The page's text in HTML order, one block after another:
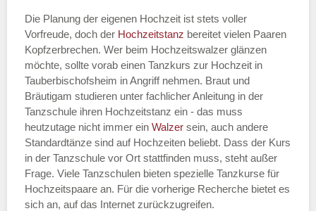
—
ÖFFNUNGSZEITEN HINZUFÜGEN
Dienstag
—
ÖFFNUNGSZEITEN HINZUFÜGEN
Die Planung der eigenen Hochzeit ist stets voller
Vorfreude, doch der Hochzeitstanz bereitet vielen Paaren
Kopfzerbrechen. Wer beim Hochzeitswalzer glänzen
möchte, sollte vorab einen Tanzkurs zur Hochzeit in
Tauberbischofsheim in Angriff nehmen. Braut und
Bräutigam studieren unter fachlicher Anleitung in der
Tanzschule ihren Hochzeitstanz ein - das muss
heutzutage nicht immer ein Walzer sein, auch andere
Standardtänze sind auf Hochzeiten beliebt. Dass der Kurs
in der Tanzschule vor Ort stattfinden muss, steht außer
Frage. Viele Tanzschulen bieten spezielle Tanzkurse für
Hochzeitspaare an. Für die vorherige Recherche bietet es
sich an, auf das Internet zurückzugreifen.